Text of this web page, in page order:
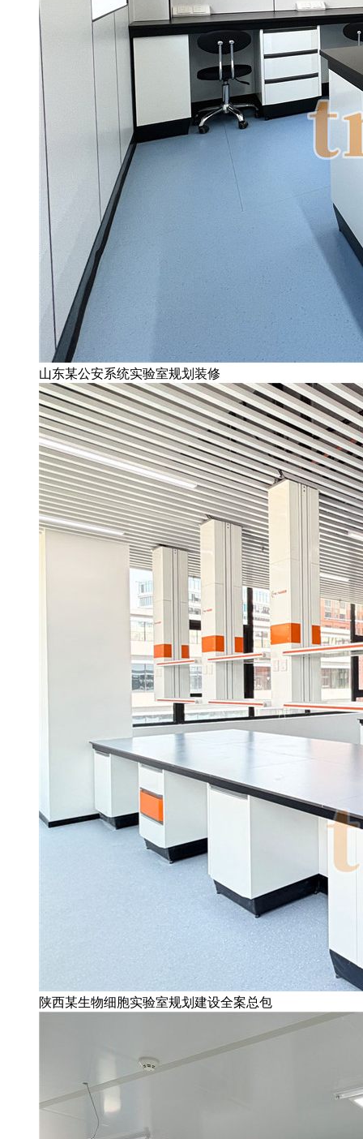
山东某公安系统实验室规划装修
陕西某生物细胞实验室规划建设全案总包